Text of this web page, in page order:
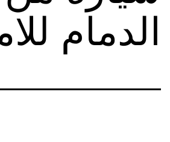
الدمام